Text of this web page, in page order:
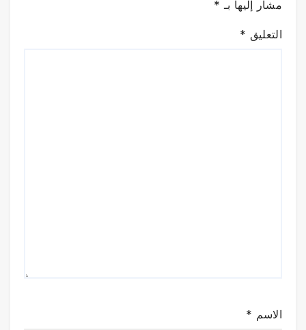
مشار إليها بـ *
التعليق *
الاسم *